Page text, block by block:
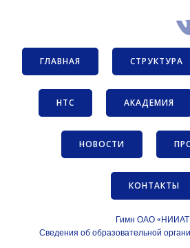
ГЛАВНАЯ СТРУКТУРА
НТС АКАДЕМИЯ
НОВОСТИ
КОНТАКТЫ
Гимн ОАО
Сведения об образовательной